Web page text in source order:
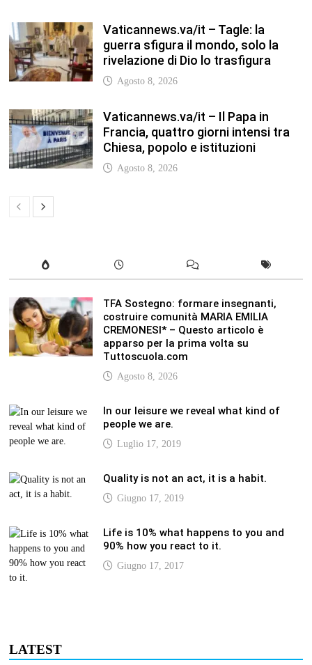
Vaticannews.va/it – Tagle: la
guerra sfigura il mondo, solo la
rivelazione di Dio lo trasfigura
Agosto 8, 2026
Vaticannews.va/it – Il Papa in
Francia, quattro giorni intensi tra
Chiesa, popolo e istituzioni
Agosto 8, 2026
TFA Sostegno: formare insegnanti,
costruire comunità MARIA EMILIA
CREMONESI* – Questo articolo è
apparso per la prima volta su
Tuttoscuola.com
Agosto 8, 2026
In our leisure we reveal what kind of
people we are.
Luglio 17, 2019
Quality is not an act, it is a habit.
Giugno 17, 2019
Life is 10% what happens to you and
90% how you react to it.
Giugno 17, 2017
LATEST